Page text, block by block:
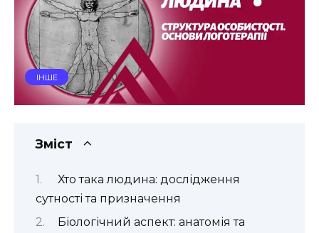
ІНШЕ
Зміст
Хто така людина: дослідження
сутності та призначення
Біологічний аспект: анатомія та